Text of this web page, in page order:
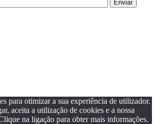
para otimizar a sua experiência de utilizador.
aceita a utilização de cookies e a nossa
na ligação para obter mais informações.